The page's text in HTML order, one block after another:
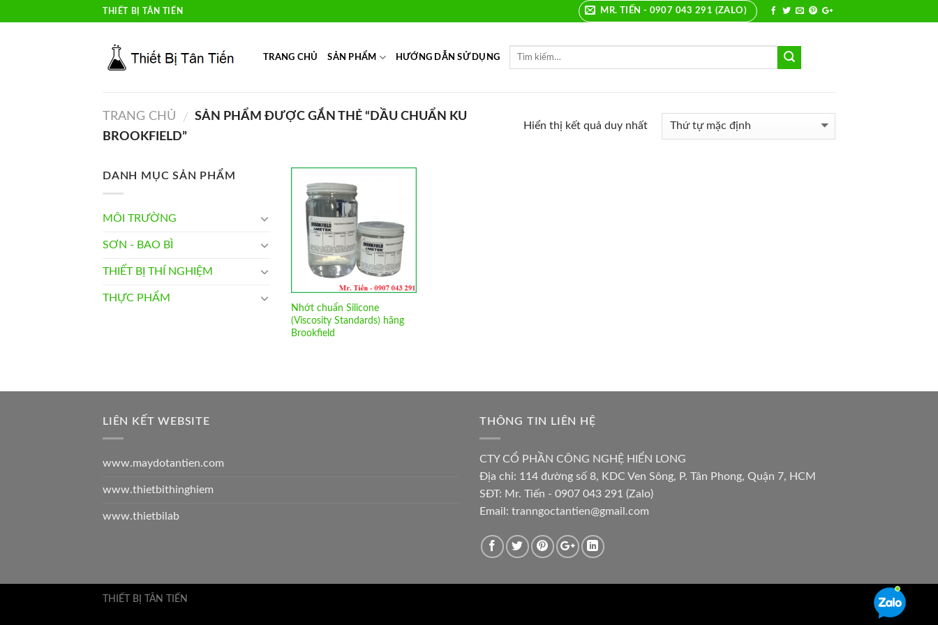
to
THIẾT BỊ TÂN TIẾN MR. TIẾN - 0907 043 291 (ZALO)
TRANG CHỦ SẢN PHẨM HƯỚNG DẪN SỬ DỤNG
TRANG CHỦ / SẢN PHẨM ĐƯỢC GẮN THẺ “DẦU CHUẨN KU
BROOKFIELD”
Hiển thị kết quả duy nhất
DANH MỤC SẢN PHẨM
MÔI TRƯỜNG
SƠN - BAO BÌ
THIẾT BỊ THÍ NGHIỆM
THỰC PHẨM
Nhớt chuẩn Silicone
(Viscosity Standards) hãng
Brookfield
LIÊN KẾT WEBSITE
www.maydotantien.com
www.thietbithinghiem
www.thietbilab
THÔNG TIN LIÊN HỆ
CTY CỔ PHẦN CÔNG NGHỆ HIỂN LONG
Địa chỉ: 114 đường số 8, KDC Ven Sông, P. Tân Phong, Quận 7, HCM
SĐT: Mr. Tiến - 0907 043 291 (Zalo)
Email: tranngoctantien@gmail.com
THIẾT BỊ TÂN TIẾN